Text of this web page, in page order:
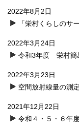
2022年8月2日
「栄村くらしのサ
2022年3月24日
令和3年度 栄村簡
2022年3月23日
空間放射線量の測
2021年12月22日
令和４・５・６年